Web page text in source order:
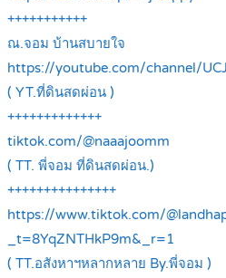
+++++++++++
ณ.จอม บ้านสบายใจ
https://youtube.com/channel/
( YT.ที่ดินสดผ่อน )
+++++++++++++
tiktok.com/@naaajoomm
( TT. พี่จอม ที่ดินสดผ่อน.)
+++++++++++++++
https://www.tiktok.com/
_t=8YqZNTHkP9m&_r=1
( TT.อสังหาฯหลากหลาย By.พี่จอม )